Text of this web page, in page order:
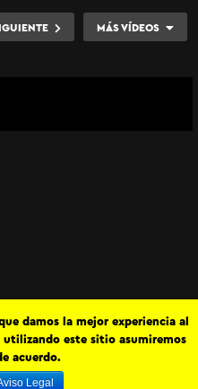
industriales”
MÁS VÍDEOS
damos la mejor experiencia al
utilizando este sitio asumiremos
acuerdo.
Legal